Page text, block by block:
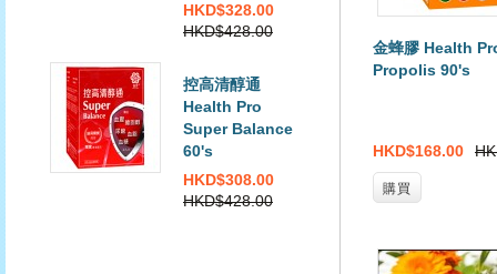
HKD$328.00
HKD$428.00
控高清醇通
Health Pro
Super Balance
60's
HKD$308.00
HKD$428.00
金蜂膠 Health
Propolis 90's
HKD$168.00
購買